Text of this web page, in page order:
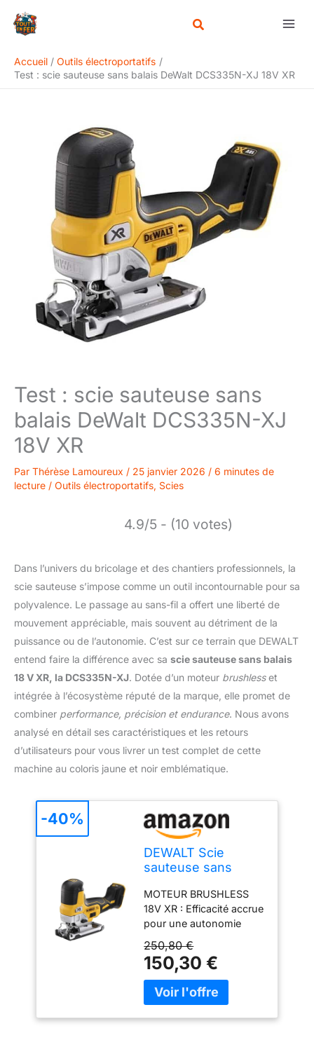
Accueil
Outils électroportatifs
Test : scie sauteuse sans balais DeWalt DCS335N-XJ 18V XR
Test : scie sauteuse sans
balais DeWalt DCS335N-XJ
18V XR
Par Thérèse Lamoureux / 25 janvier 2026 / 6 minutes de
lecture / Outils électroportatifs, Scies
4.9/5 - (10 votes)
Dans l’univers du bricolage et des chantiers professionnels, la
scie sauteuse s’impose comme un outil incontournable pour sa
polyvalence. Le passage au sans-fil a offert une liberté de
mouvement appréciable, mais souvent au détriment de la
puissance ou de l’autonomie. C’est sur ce terrain que DEWALT
entend faire la différence avec sa scie sauteuse sans balais
18 V XR, la DCS335N-XJ. Dotée d’un moteur brushlesset
intégrée à l’écosystème réputé de la marque, elle promet de
combiner performance, précision et endurance. Nous avons
analysé en détail ses caractéristiques et les retours
d’utilisateurs pour vous livrer un test complet de cette
machine au coloris jaune et noir emblématique.
DEWALT Scie
sauteuse sans
poignée intégrée,
outil seul,
DCS335N-XJ
MOTEUR BRUSHLESS
18V XR : Efficacité accrue
pour une autonomie
durabilité supérieure.
DESIGN BODY GRIP :
Prise en main facile et
contrôle maximal, même
250,80 €
150,30 €
-40%